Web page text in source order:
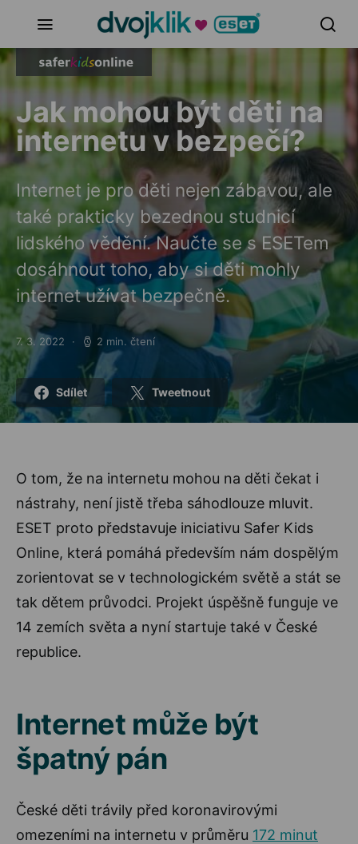
Jak mohou být děti na
internetu v bezpečí?
Internet je pro děti nejen zábavou, ale
také prakticky bezednou studnicí
lidského vědění. Naučte se s ESETem
dosáhnout toho, aby si děti mohly
internet užívat bezpečně.
Posted on
7. 3. 2022 2 min. čtení
Sdílet Tweetnout
O tom, že na internetu mohou na děti čekat i
nástrahy, není jistě třeba sáhodlouze mluvit.
ESET proto představuje iniciativu Safer Kids
Online, která pomáhá především nám dospělým
zorientovat se v technologickém světě a stát se
tak dětem průvodci. Projekt úspěšně funguje ve
14 zemích světa a nyní startuje také v České
republice.
Internet může být
špatný pán
České děti trávily před koronavirovými
omezeními na internetu v průměru 172 minut